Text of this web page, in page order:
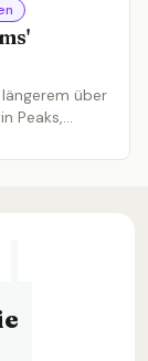
über
Peaks,
System.